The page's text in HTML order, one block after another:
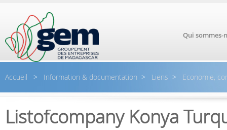
Qui sommes-
Accueil > Information & documentation > Liens > Economie,
Listofcompany Konya